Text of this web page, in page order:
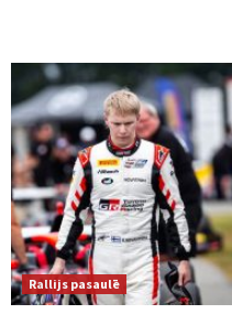
Rallijs pasaulē